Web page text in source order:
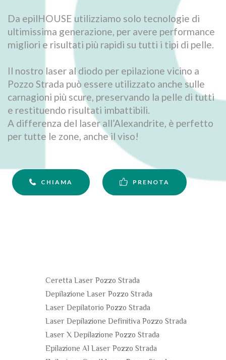
Da epilHOUSE utilizziamo solo tecnologie di
ultimissima generazione, per avere performance
migliori e risultati più rapidi su tutti i tipi di pelle.
Il nostro laser al diodo per epilazione vicino a
Pozzo Strada può essere utilizzato anche sulle
carnagioni più scure, preservando la pelle di tutti
e restituendo risultati imbattibili.
A differenza del laser all’Alexandrite, è perfetto
per tutte le zone, anche il viso!
CHIAMA PRENOTA
Ceretta Laser Pozzo Strada
Depilazione Laser Pozzo Strada
Laser Depilatorio Pozzo Strada
Laser Depilazione Definitiva Pozzo Strada
Laser X Depilazione Pozzo Strada
Epilazione Al Laser Pozzo Strada